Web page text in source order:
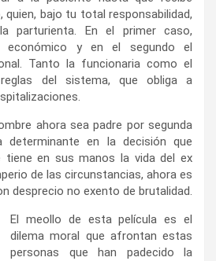
quien, bajo tu total responsabilidad,
parturienta. En el primer caso,
económico y en el segundo el
Tanto la funcionaria como el
del sistema, que obliga a
ahora sea padre por segunda
en la decisión que
tiene en sus manos la vida del ex
de las circunstancias, ahora es
desprecio no exento de brutalidad.
El meollo de esta película es el
dilema moral que afrontan estas
personas que han padecido la